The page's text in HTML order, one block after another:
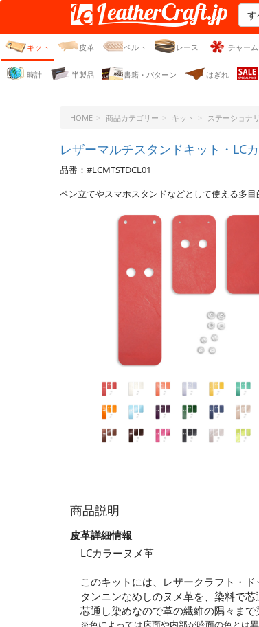
レザークラフト・ドット・
ジェーピー
す
キット 皮革 ベルト レース チャーム
時計 半製品 書籍・パターン はぎれ
HOME 商品カテゴリー キット ステーショナ
レザーマルチスタンドキット・LC
品番：#LCMTSTDCL01
ペン立てやスマホスタンドなどとして使える多目
商品説明
皮革詳細情報
LCカラーヌメ革
このキットには、レザークラフト・
タンニンなめしのヌメ革を、染料で芯
芯通し染めなので革の繊維の隅々ま
※色によっては床面や内部が吟面の色とは異